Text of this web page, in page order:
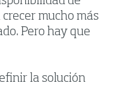
mucho más
Pero hay que
la solución